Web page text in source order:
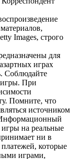
Images, строго
для
играх
Соблюдайте
игры. При
Помните, что
источником
Информационный
игры на реальные
ни в
которые
играми,